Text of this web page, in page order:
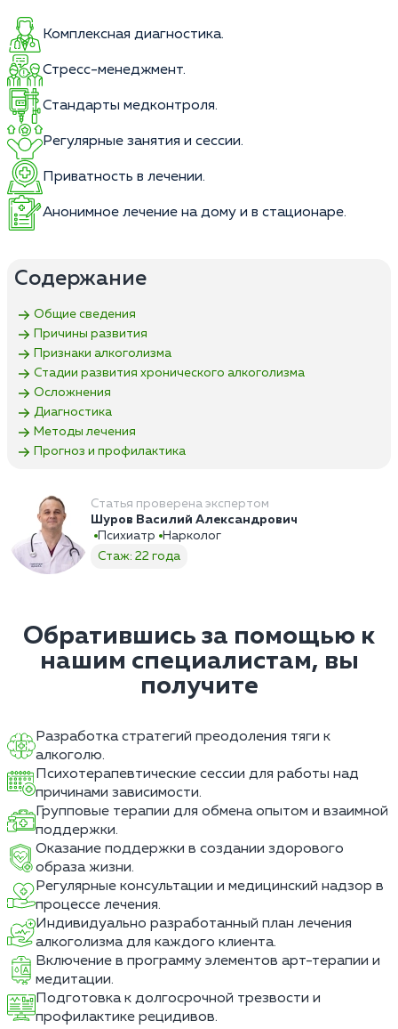
Комплексная диагностика.
Стресс-менеджмент.
Стандарты медконтроля.
Регулярные занятия и сессии.
Приватность в лечении.
Анонимное лечение на дому и в стационаре.
Содержание
Общие сведения
Причины развития
Признаки алкоголизма
Стадии развития хронического алкоголизма
Осложнения
Диагностика
Методы лечения
Прогноз и профилактика
Статья проверена экспертом
Шуров Василий Александрович
Психиатр
Нарколог
Стаж: 22 года
Обратившись за помощью к
нашим специалистам, вы
получите
Разработка стратегий преодоления тяги к
алкоголю.
Психотерапевтические сессии для работы над
причинами зависимости.
Групповые терапии для обмена опытом и взаимной
поддержки.
Оказание поддержки в создании здорового
образа жизни.
Регулярные консультации и медицинский надзор в
процессе лечения.
Индивидуально разработанный план лечения
алкоголизма для каждого клиента.
Включение в программу элементов арт-терапии и
медитации.
Подготовка к долгосрочной трезвости и
профилактике рецидивов.